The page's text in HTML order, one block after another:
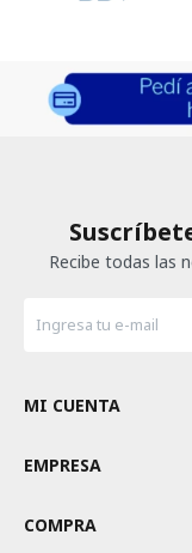
Recibe todas las
MI CUENTA
EMPRESA
COMPRA